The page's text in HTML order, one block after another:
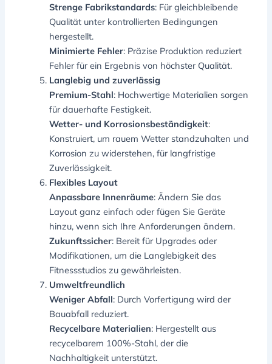
Strenge Fabrikstandards: Für gleichbleibende
Qualität unter kontrollierten Bedingungen
hergestellt.
Minimierte Fehler: Präzise Produktion reduziert
Fehler für ein Ergebnis von höchster Qualität.
Langlebig und zuverlässig
Premium-Stahl: Hochwertige Materialien sorgen
für dauerhafte Festigkeit.
Wetter- und Korrosionsbeständigkeit:
Konstruiert, um rauem Wetter standzuhalten und
Korrosion zu widerstehen, für langfristige
Zuverlässigkeit.
Flexibles Layout
Anpassbare Innenräume: Ändern Sie das
Layout ganz einfach oder fügen Sie Geräte
hinzu, wenn sich Ihre Anforderungen ändern.
Zukunftssicher: Bereit für Upgrades oder
Modifikationen, um die Langlebigkeit des
Fitnessstudios zu gewährleisten.
Umweltfreundlich
Weniger Abfall: Durch Vorfertigung wird der
Bauabfall reduziert.
Recycelbare Materialien: Hergestellt aus
recycelbarem 100%-Stahl, der die
Nachhaltigkeit unterstützt.